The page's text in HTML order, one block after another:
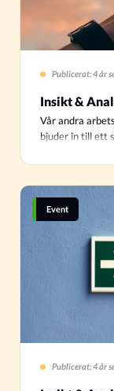
Publicerat: 4 år
Insikt &
Vår andra
bjuder in till ett
Event
Publicerat: 4 år